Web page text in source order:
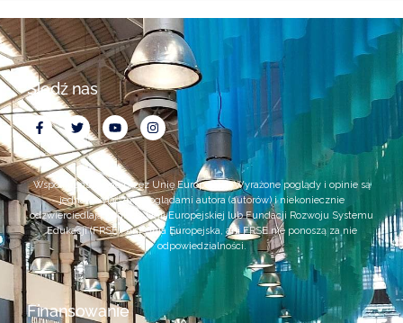
Śledź nas
Współfinansowane przez Unię Europejską. Wyrażone poglądy i opinie są
jednak wyłącznie poglądami autora (autorów) i niekoniecznie
odzwierciedlają poglądy Unii Europejskiej lub Fundacji Rozwoju Systemu
Edukacji (FRSE). Ani Unia Europejska, ani FRSE nie ponoszą za nie
odpowiedzialności.
Finansowanie